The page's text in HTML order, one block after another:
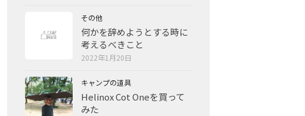
その他
何かを辞めようとする時に
考えるべきこと
2022年1月20日
キャンプの道具
Helinox Cot Oneを買って
みた